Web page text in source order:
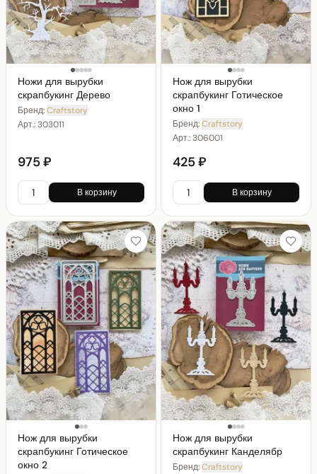
Ножи для вырубки
скрапбукинг Дерево
Бренд:Craftstory
Арт.:303011
975 ₽
В корзину
Нож для вырубки
скрапбукинг Готическое
окно 1
Бренд:Craftstory
Арт.:306001
425 ₽
В корзину
Нож для вырубки
скрапбукинг Готическое
окно 2
Нож для вырубки
скрапбукинг Канделябр
Бренд:Craftstory